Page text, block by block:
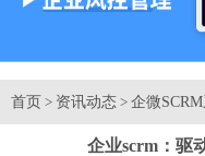
首页 > 资讯动态 > 企微
企业scrm：驱